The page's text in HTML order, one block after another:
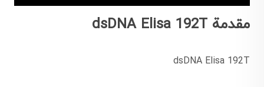
مقدمة dsDNA Elisa 192T
dsDNA Elisa 192T